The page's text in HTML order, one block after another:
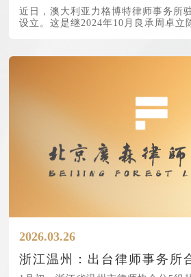
近日，澳大利亚力格博特律师事务所
设立。这是继2024年10月良承周卓立
2026.03.26